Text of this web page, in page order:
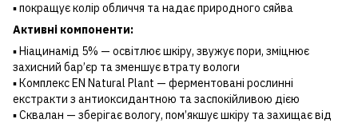
▪️ покращує колір обличчя та надає природного сяйва
Активні компоненти:
▪️ Ніацинамід 5% — освітлює шкіру, звужує пори, зміцнює
захисний бар’єр та зменшує втрату вологи
▪️ Комплекс EN Natural Plant — ферментовані рослинні
екстракти з антиоксидантною та заспокійливою дією
▪️ Сквалан — зберігає вологу, пом’якшує шкіру та захищає від